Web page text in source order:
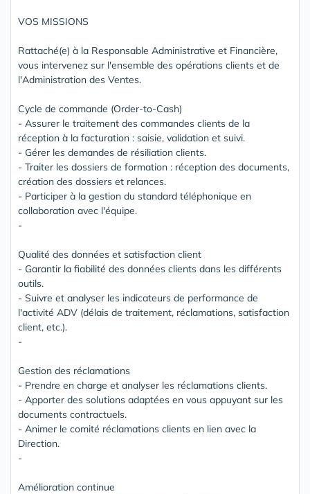
VOS MISSIONS
Rattaché(e) à la Responsable Administrative et Financière,
vous intervenez sur l'ensemble des opérations clients et de
l'Administration des Ventes.
Cycle de commande (Order-to-Cash)
- Assurer le traitement des commandes clients de la
réception à la facturation : saisie, validation et suivi.
- Gérer les demandes de résiliation clients.
- Traiter les dossiers de formation : réception des documents,
création des dossiers et relances.
- Participer à la gestion du standard téléphonique en
collaboration avec l'équipe.
-
Qualité des données et satisfaction client
- Garantir la fiabilité des données clients dans les différents
outils.
- Suivre et analyser les indicateurs de performance de
l'activité ADV (délais de traitement, réclamations, satisfaction
client, etc.).
-
Gestion des réclamations
- Prendre en charge et analyser les réclamations clients.
- Apporter des solutions adaptées en vous appuyant sur les
documents contractuels.
- Animer le comité réclamations clients en lien avec la
Direction.
-
Amélioration continue